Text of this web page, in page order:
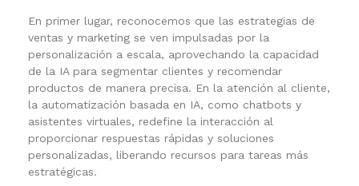
En primer lugar, reconocemos que las estrategias de
ventas y marketing se ven impulsadas por la
personalización a escala, aprovechando la capacidad
de la IA para segmentar clientes y recomendar
productos de manera precisa. En la atención al cliente,
la automatización basada en IA, como chatbots y
asistentes virtuales, redefine la interacción al
proporcionar respuestas rápidas y soluciones
personalizadas, liberando recursos para tareas más
estratégicas.